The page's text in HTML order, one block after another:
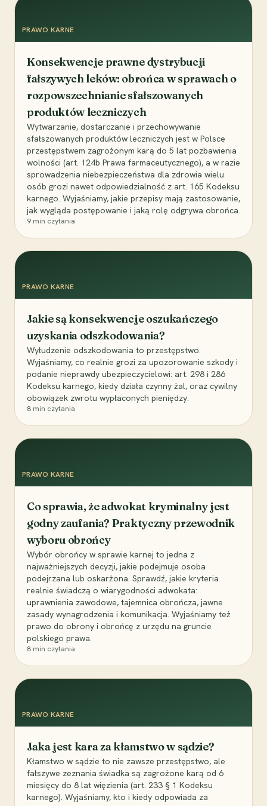
PRAWO KARNE
Konsekwencje prawne dystrybucji
fałszywych leków: obrońca w sprawach o
rozpowszechnianie sfałszowanych
produktów leczniczych
Wytwarzanie, dostarczanie i przechowywanie
sfałszowanych produktów leczniczych jest w Polsce
przestępstwem zagrożonym karą do 5 lat pozbawienia
wolności (art. 124b Prawa farmaceutycznego), a w razie
sprowadzenia niebezpieczeństwa dla zdrowia wielu
osób grozi nawet odpowiedzialność z art. 165 Kodeksu
karnego. Wyjaśniamy, jakie przepisy mają zastosowanie,
jak wygląda postępowanie i jaką rolę odgrywa obrońca.
9 min czytania
PRAWO KARNE
Jakie są konsekwencje oszukańczego
uzyskania odszkodowania?
Wyłudzenie odszkodowania to przestępstwo.
Wyjaśniamy, co realnie grozi za upozorowanie szkody i
podanie nieprawdy ubezpieczycielowi: art. 298 i 286
Kodeksu karnego, kiedy działa czynny żal, oraz cywilny
obowiązek zwrotu wypłaconych pieniędzy.
8 min czytania
PRAWO KARNE
Co sprawia, że adwokat kryminalny jest
godny zaufania? Praktyczny przewodnik
wyboru obrońcy
Wybór obrońcy w sprawie karnej to jedna z
najważniejszych decyzji, jakie podejmuje osoba
podejrzana lub oskarżona. Sprawdź, jakie kryteria
realnie świadczą o wiarygodności adwokata:
uprawnienia zawodowe, tajemnica obrończa, jawne
zasady wynagrodzenia i komunikacja. Wyjaśniamy też
prawo do obrony i obrońcę z urzędu na gruncie
polskiego prawa.
8 min czytania
PRAWO KARNE
Jaka jest kara za kłamstwo w sądzie?
Kłamstwo w sądzie to nie zawsze przestępstwo, ale
fałszywe zeznania świadka są zagrożone karą od 6
miesięcy do 8 lat więzienia (art. 233 § 1 Kodeksu
karnego). Wyjaśniamy, kto i kiedy odpowiada za